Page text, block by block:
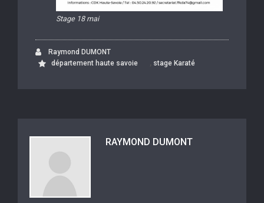
Stage 18 mai
Raymond DUMONT
département haute savoie
, stage Karaté
RAYMOND DUMONT